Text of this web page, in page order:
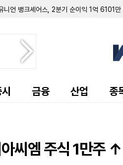
니언 뱅크셰어스, 2분기 순이익 1억 6101
뱅크셰어스, 상반기 순이익 1억 9800만
낸셜, 2분기 순이익 5억 7000만 달러 기록
놀로지스, 10억 달러 규모 전환사채 발행 및
컴스 프롬, 2분기 영업이익 66만 5000달러
기 해외 매출 비중 38% 기록…미 정부 매출
2분기 흑자 달성 및 신규 합작법인 토지 출자
금융 산업 종
아씨엠 주식 1만